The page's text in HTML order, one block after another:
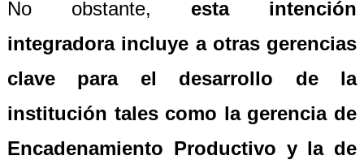
No obstante, esta intención
integradora incluye a otras gerencias
clave para el desarrollo de la
institución tales como la gerencia de
Encadenamiento Productivo y la de